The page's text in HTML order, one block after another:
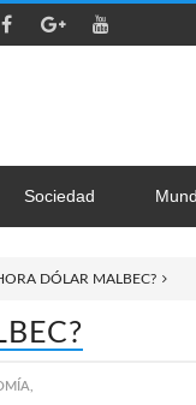
Sociedad
DÓLAR MALBEC?